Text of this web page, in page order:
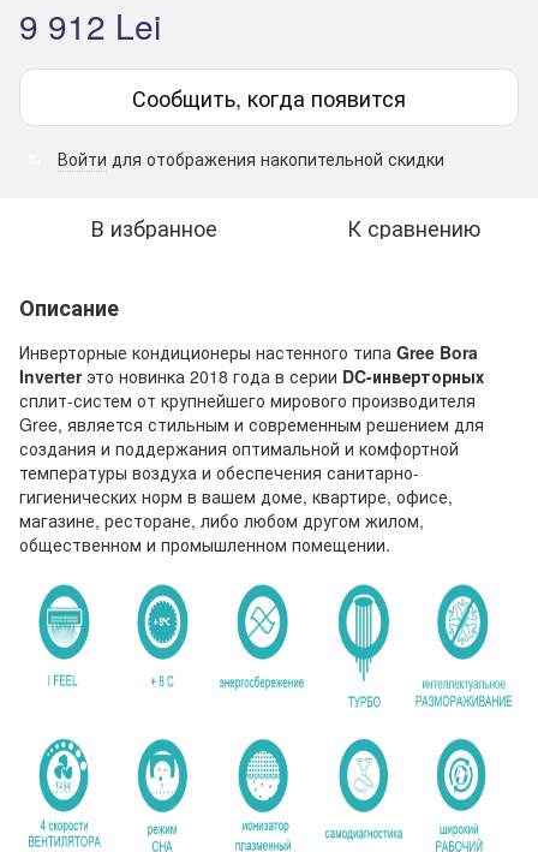
9 912 Lei
Сообщить, когда появится
Войти для отображения накопительной скидки
В избранное К сравнению
Описание
Инверторные кондиционеры настенного типа Gree Bora
Inverterэто новинка 2018 года в серии DC-инверторных
сплит-систем от крупнейшего мирового производителя
Gree, является стильным и современным решением для
создания и поддержания оптимальной и комфортной
температуры воздуха и обеспечения санитарно-
гигиенических норм в вашем доме, квартире, офисе,
магазине, ресторане, либо любом другом жилом,
общественном и промышленном помещении.